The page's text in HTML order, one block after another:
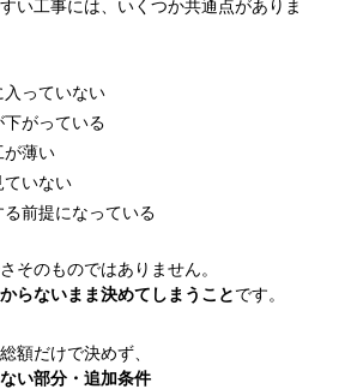
い工事には、いくつか共通点がありま
入っていない
がっている
が薄い
ていない
前提になっている
そのものではありません。
らないまま決めてしまうこと です。
額だけで決めず、
い部分・追加条件